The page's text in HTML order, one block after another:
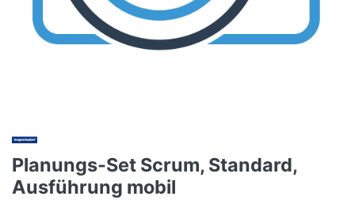
Planungs-Set Scrum, Standard,
Ausführung mobil